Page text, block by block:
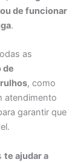
de funcionar
.
as
de
, como
atendimento
garantir que
te ajudar a